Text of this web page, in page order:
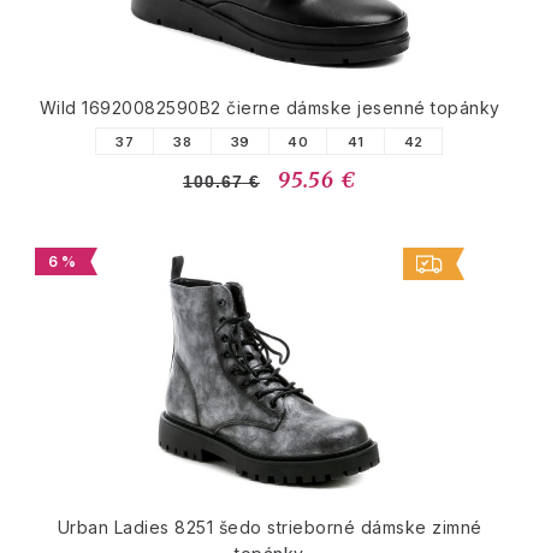
Wild 16920082590B2 čierne dámske jesenné topánky
37 38 39 40 41 42
100.67 € 95.56 €
6 %
Urban Ladies 8251 šedo strieborné dámske zimné